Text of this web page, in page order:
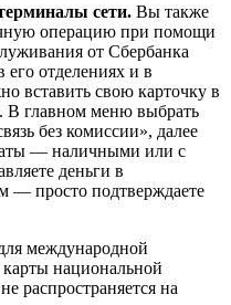
сети. Вы также
операцию при помощи
от Сбербанка
его отделениях и в
вставить свою карточку в
В главном меню выбрать
без комиссии», далее
— наличными или с
деньги в
— просто подтверждаете
международной
национальной
распространяется на